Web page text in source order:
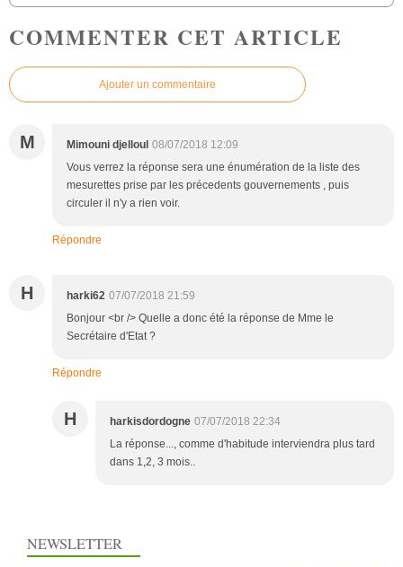
COMMENTER CET ARTICLE
Ajouter un commentaire
M Mimouni djelloul 08/07/2018 12:09
Vous verrez la réponse sera une énumération de la liste des
mesurettes prise par les précedents gouvernements , puis
circuler il n'y a rien voir.
Répondre
H harki62 07/07/2018 21:59
Bonjour <br /> Quelle a donc été la réponse de Mme le
Secrétaire d'Etat ?
Répondre
H harkisdordogne 07/07/2018 22:34
La réponse..., comme d'habitude interviendra plus tard
dans 1,2, 3 mois..
NEWSLETTER